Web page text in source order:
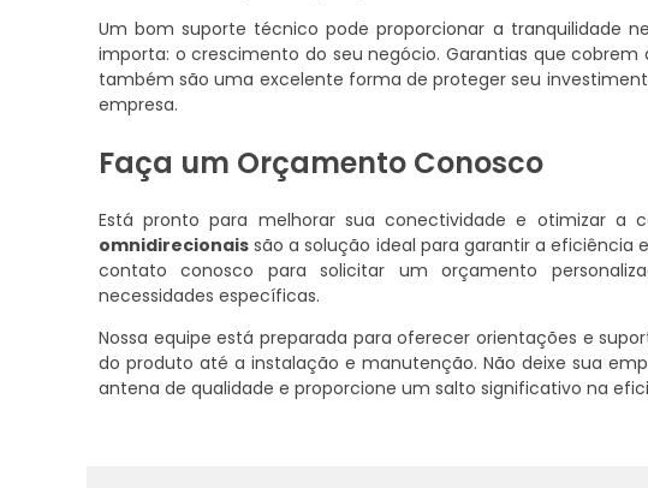
Um bom suporte técnico pode proporcionar a tranquilidade
importa: o crescimento do seu negócio. Garantias que
também são uma excelente forma de proteger seu
empresa.
Faça um Orçamento Conosco
Está pronto para melhorar sua conectividade e otimizar a
omnidirecionais são a solução ideal para garantir a eficiência
contato conosco para solicitar um orçamento
necessidades específicas.
Nossa equipe está preparada para oferecer orientações e
do produto até a instalação e manutenção. Não deixe sua
antena de qualidade e proporcione um salto significativo na